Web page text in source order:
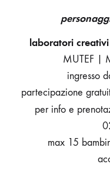
laboratori
MUTEF |
ingresso
partecipazione
per info e
max 15